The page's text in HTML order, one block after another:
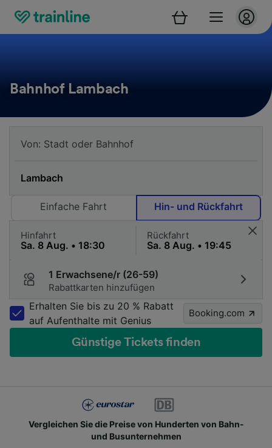
Bahnhof Lambach
Einfache Fahrt Hin- und Rückfahrt
Hinfahrt Rückfahrt
1 Erwachsene/r (26-59)
Rabattkarten hinzufügen
Erhalten Sie bis zu 20 % Rabatt
auf Aufenthalte mit Genius
Booking.com
Günstige Tickets finden
Vergleichen Sie die Preise von Hunderten von Bahn-
und Busunternehmen